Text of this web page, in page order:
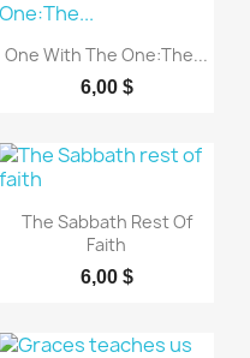
Aperçu rapide
One With The One:The...
6,00 $
 Aperçu rapide
The Sabbath Rest Of
Faith
6,00 $